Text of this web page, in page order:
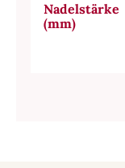
Nadelstärke
(mm)